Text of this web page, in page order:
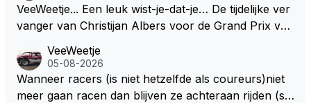
VeeWeetje... Een leuk wist-je-dat-je… De tijdelijke ver
vanger van Christijan Albers voor de Grand Prix van
rkus Winkelhock. Vanaf de race daarna werd het st
oeltje definitief overgenomen door Sakon Yamamot
o. Na 2 rondes gokte Markus Winkelhock goed (hij k
VeeWeetje
05-08-2026
Wanneer racers (is niet hetzelfde als coureurs)niet
meer gaan racen dan blijven ze achteraan rijden (so